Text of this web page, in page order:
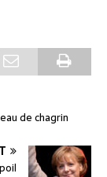
de chagrin